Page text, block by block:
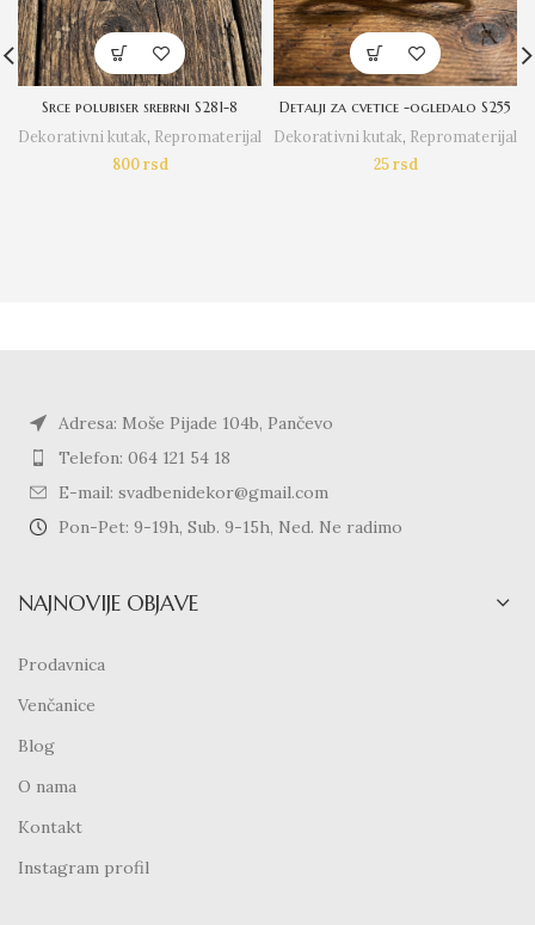
Srce polubiser srebrni S281-8
Dekorativni kutak, Repromaterijal
800rsd
Detalji za cvetice -ogledalo S255
Dekorativni kutak, Repromaterijal
25rsd
Adresa: Moše Pijade 104b, Pančevo
Telefon: 064 121 54 18
E-mail: svadbenidekor@gmail.com
Pon-Pet: 9-19h, Sub. 9-15h, Ned. Ne radimo
NAJNOVIJE OBJAVE
Prodavnica
Venčanice
Blog
O nama
Kontakt
Instagram profil